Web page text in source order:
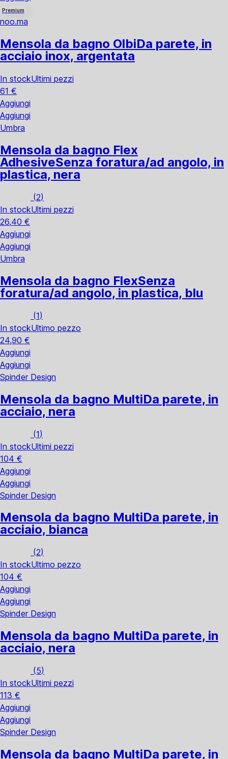
Premium
noo.ma
Mensola da bagno OlbiDa parete, in
acciaio inox, argentata
In stockUltimi pezzi
61 €
Aggiungi
Aggiungi
Umbra
Mensola da bagno Flex
AdhesiveSenza foratura/ad angolo, in
plastica, nera
(2)
In stockUltimi pezzi
26,40 €
Aggiungi
Aggiungi
Umbra
Mensola da bagno FlexSenza
foratura/ad angolo, in plastica, blu
(1)
In stockUltimo pezzo
24,90 €
Aggiungi
Aggiungi
Spinder Design
Mensola da bagno MultiDa parete, in
acciaio, nera
(1)
In stockUltimi pezzi
104 €
Aggiungi
Aggiungi
Spinder Design
Mensola da bagno MultiDa parete, in
acciaio, bianca
(2)
In stockUltimo pezzo
104 €
Aggiungi
Aggiungi
Spinder Design
Mensola da bagno MultiDa parete, in
acciaio, nera
(5)
In stockUltimi pezzi
113 €
Aggiungi
Aggiungi
Spinder Design
Mensola da bagno MultiDa parete, in